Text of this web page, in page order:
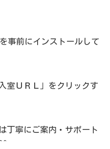
事前にインストールして
室ＵＲＬ」をクリックす
丁寧にご案内・サポート